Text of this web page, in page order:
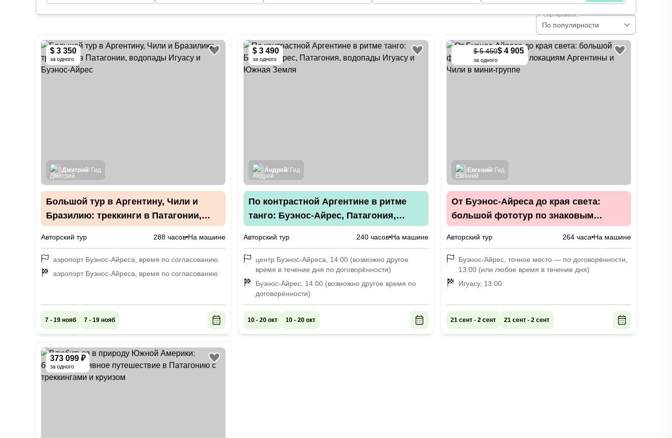
По популярности
Сортировать:
$ 3 350
за одного
Дмитрий/ Гид
Большой тур в Аргентину, Чили и
Бразилию: треккинги в Патагонии,
Авторский тур 288 часов На машине
аэропорт Буэнос-Айреса, время по согласованию
аэропорт Буэнос-Айреса, время по согласованию
7 - 19 нояб 7 - 19 нояб
$ 3 490
за одного
Андрей/ Гид
По контрастной Аргентине в ритме
танго: Буэнос-Айрес, Патагония,
Авторский тур 240 часов На машине
центр Буэнос-Айреса, 14:00 (возможно другое
время в течение дня по договорённости)
Буэнос-Айрес, 14:00 (возможно другое время по
договорённости)
10 - 20 окт 10 - 20 окт
$ 5 450$ 4 905
за одного
Евгений/ Гид
От Буэнос-Айреса до края света:
большой фототур по знаковым
группе
Авторский тур 264 часа На машине
Буэнос-Айрес, точное место — по договорённости,
13:00 (или любое время в течение дня)
Игуасу, 13:00
21 сент - 2 сент 21 сент - 2 сент
373 099 ₽
за одного